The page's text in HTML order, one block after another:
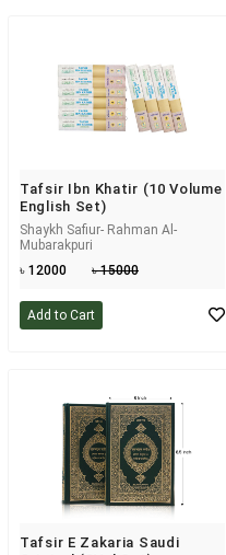
Tafsir Ibn Khatir (10 Volume
English Set)
Shaykh Safiur- Rahman Al-
Mubarakpuri
৳ 12000
৳ 15000
Add to Cart
Tafsir E Zakaria Saudi